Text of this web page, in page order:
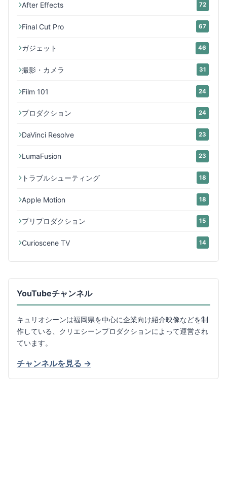
After Effects 72
Final Cut Pro 67
ガジェット 46
撮影・カメラ 31
Film 101 24
プロダクション 24
DaVinci Resolve 23
LumaFusion 23
トラブルシューティング 18
Apple Motion 18
プリプロダクション 15
Curioscene TV 14
YouTubeチャンネル
キュリオシーンは福岡県を中心に企業向け紹介映像などを制
作している、クリエシーンプロダクションによって運営され
ています。
チャンネルを見る →